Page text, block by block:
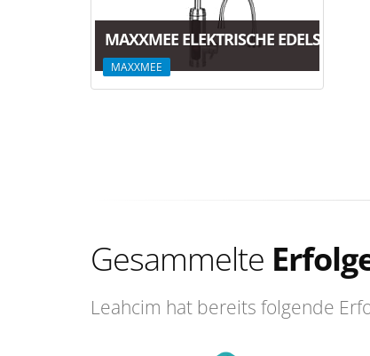
MAXXMEE ELEKTRISCHE EDELSTAHL-
MAXXMEE
Gesammelte
Leahcim hat bereits folgende